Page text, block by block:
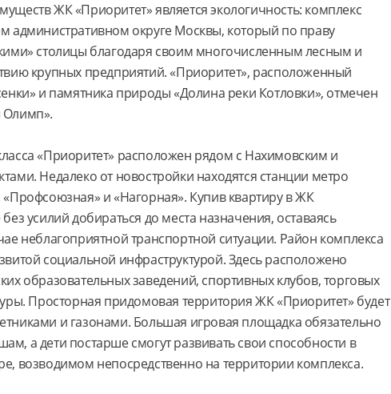
ЖК «Приоритет» является экологичность: комплекс
административном округе Москвы, который по праву
столицы благодаря своим многочисленным лесным и
крупных предприятий. «Приоритет», расположенный
и памятника природы «Долина реки Котловки», отмечен
Олимп».
«Приоритет» расположен рядом с Нахимовским и
Недалеко от новостройки находятся станции метро
и «Нагорная». Купив квартиру в ЖК
усилий добираться до места назначения, оставаясь
неблагоприятной транспортной ситуации. Район комплекса
социальной инфраструктурой. Здесь расположено
образовательных заведений, спортивных клубов, торговых
Просторная придомовая территория ЖК «Приоритет» будет
и газонами. Большая игровая площадка обязательно
а дети постарше смогут развивать свои способности в
возводимом непосредственно на территории комплекса.